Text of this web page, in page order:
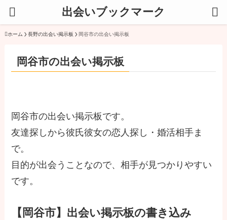
出会いブックマーク
ホーム 長野の出会い掲示板 岡谷市の出会い掲示板
岡谷市の出会い掲示板
岡谷市の出会い掲示板です。
友達探しから彼氏彼女の恋人探し・婚活相手ま
で。
目的が出会うことなので、相手が見つかりやすい
です。
【岡谷市】出会い掲示板の書き込み